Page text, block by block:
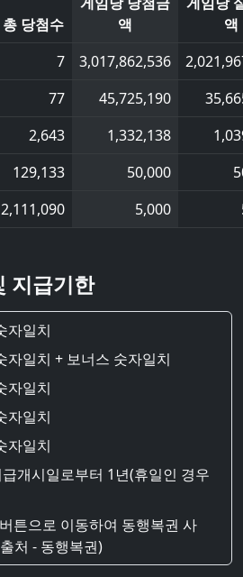
총 당첨수
액
액
7 3,017,862,536
77 45,725,190
2,643 1,332,138
129,133 50,000
2,111,090 5,000
지급기한
자일치
자일치 + 보너스 숫자일치
자일치
자일치
자일치
개시일로부터 1년(휴일인 경우
튼으로 이동하여 동행복권 사
처 - 동행복권)